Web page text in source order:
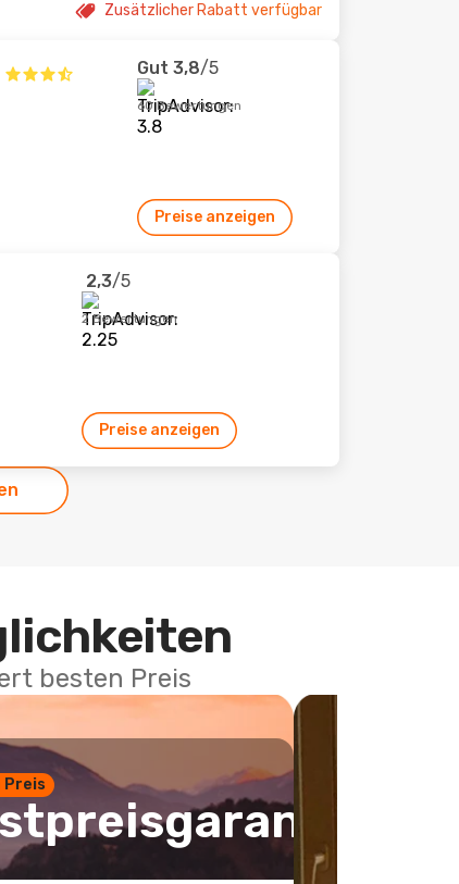
Zusätzlicher Rabatt verfügbar
Gut 3,8/5
60 Bewertungen
Preise anzeigen
2,3/5
2 Bewertungen
Preise anzeigen
besten Preis
Preis